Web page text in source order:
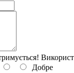
Добре